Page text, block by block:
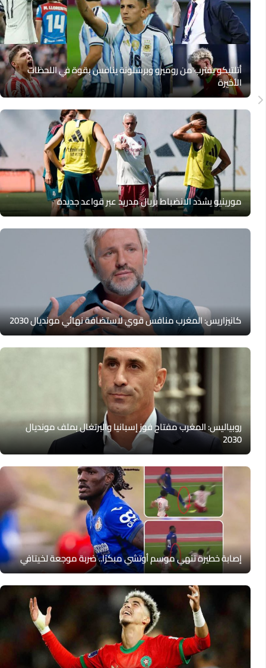
أتلتيكو يقترب من روميرو وبرشلونة ينافس بقوة في اللحظات
الأخيرة
مورينيو يشدد الانضباط بريال مدريد عبر قواعد جديدة
كانيزاريس: المغرب منافس قوي لاستضافة نهائي مونديال 2030
روبياليس: المغرب مفتاح فوز إسبانيا والبرتغال بملف مونديال
2030
إصابة خطيرة تنهي موسم أوتشي مبكرًا.. ضربة موجعة لخيتافي